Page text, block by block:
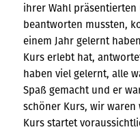
ihrer Wahl
beantworten mussten,
einem Jahr gelernt
Kurs erlebt hat,
haben viel gelernt, alle
Spaß gemacht und er
schöner Kurs, wir waren
Kurs startet